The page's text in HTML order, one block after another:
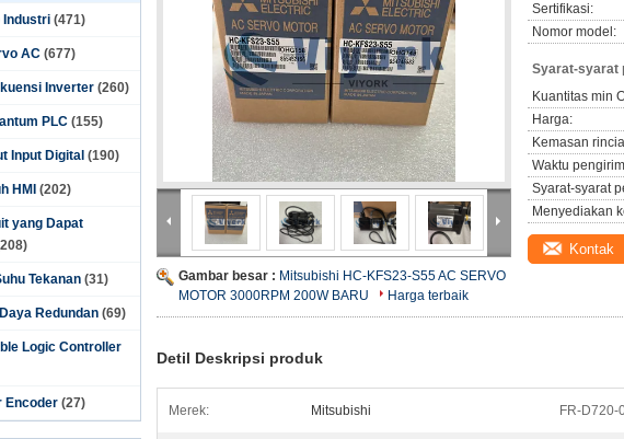
Industri (471)
AC (677)
Inverter (260)
PLC (155)
Input Digital (190)
HMI (202)
yang Dapat
Tekanan (31)
Redundan (69)
Logic Controller
Encoder (27)
Gambar besar : Mitsubishi HC-KFS23-S55 AC SERVO
MOTOR 3000RPM 200W BARU
Harga terbaik
Sertifikasi:
Nomor model:
Syarat-syarat
Kuantitas min
Harga:
Kemasan
Waktu
Syarat-syarat
Menyediakan
Kontak
Detil Deskripsi produk
Merek: Mitsubishi FR-D720-